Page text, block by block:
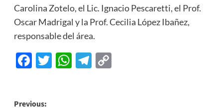
Carolina Zotelo, el Lic. Ignacio Pescaretti, el Prof.
Oscar Madrigal y la Prof. Cecilia López Ibañez,
responsable del área.
Facebook
Twitter
WhatsApp
Telegram
Copy
Previous: